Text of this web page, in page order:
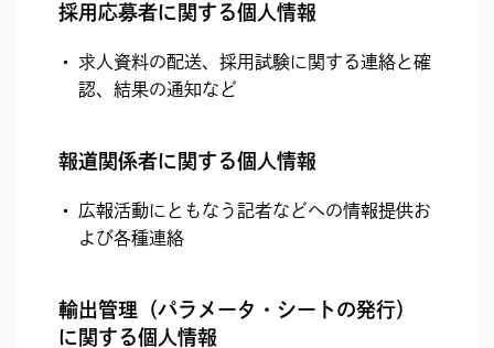
採用応募者に関する個人情報
求人資料の配送、採用試験に関する連絡と確
認、結果の通知など
報道関係者に関する個人情報
広報活動にともなう記者などへの情報提供お
よび各種連絡
輸出管理（パラメータ・シートの発行）
に関する個人情報